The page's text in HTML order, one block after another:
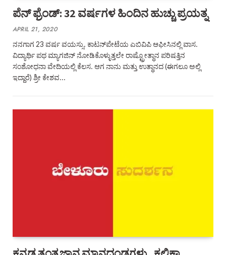
ಪೆನ್‌ ಫ್ರೆಂಡ್‌: 32 ವರ್ಷಗಳ ಹಿಂದಿನ ಹುಚ್ಚು ಪ್ರಯತ್ನ
APRIL 21, 2020
ನನಗಾಗ 23 ವರ್ಷ ವಯಸ್ಸು. ಕಾಟನ್‌ಪೇಟೆಯ ಎಬಿವಿಪಿ ಆಫೀಸಿನಲ್ಲಿ ವಾಸ.
ವಿದ್ಯಾರ್ಥಿ ಪಥ ಮ್ಯಾಗಜಿನ್‌ ನೋಡಿಕೊಳ್ಳುತ್ತಲೇ ರಾಷ್ಟ್ರೋತ್ಥಾನ ಪರಿಷತ್ತಿನ
ಸಂಶೋಧನಾ ವೇದಿಯಲ್ಲಿ ಕೆಲಸ. ಆಗ ನಾನು ಮತ್ತು ಉತ್ಥಾನದ (ಈಗಲೂ ಅಲ್ಲಿ
ಇದ್ದಾರೆ) ಶ್ರೀ ಕೇಶವ…